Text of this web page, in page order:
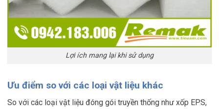
Lợi ích mang lại khi sử dụng
Ưu điểm so với các loại vật liệu khác
So với các loại vật liệu đóng gói truyền thống như xốp EPS,